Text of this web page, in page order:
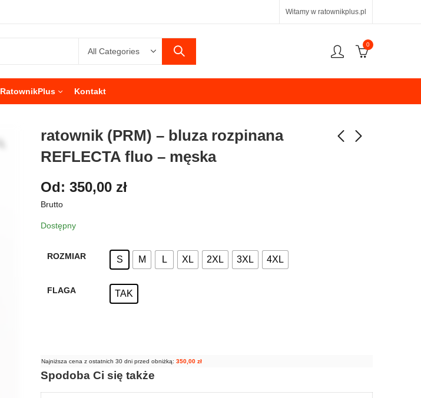
Witamy w ratownikplus.pl
0
RatownikPlus Kontakt
ratownik (PRM) – bluza rozpinana
REFLECTA fluo – męska
Od: 350,00 zł
Brutto
Dostępny
ROZMIAR S M L XL 2XL 3XL 4XL
FLAGA TAK
Najniższa cena z ostatnich 30 dni przed obniżką: 350,00 zł
Spodoba Ci się także